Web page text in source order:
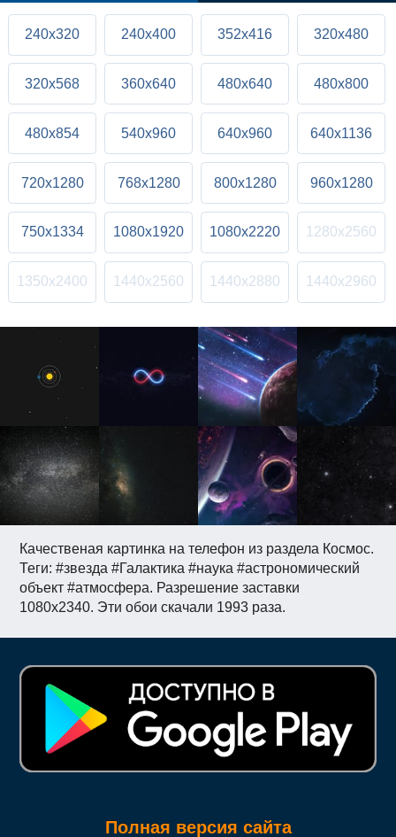
Качественая картинка на телефон из раздела Космос.
Теги: #звезда #Галактика #наука #астрономический
объект #атмосфера. Разрешение заставки
1080x2340. Эти обои скачали 1993 раза.
240x320 240x400 352x416 320x480
320x568 360x640 480x640 480x800
480x854 540x960 640x960 640x1136
720x1280 768x1280 800x1280 960x1280
750x1334 1080x1920 1080x2220 1280x2560
1350x2400 1440x2560 1440x2880 1440x2960
Полная версия сайта